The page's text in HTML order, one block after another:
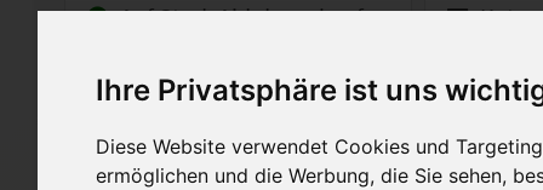
Ihre Privatsphäre ist uns
Diese Website verwendet Cookies und
ermöglichen und die Werbung, die Sie sehen,
Auf StudyAid.de verkaufen
Startseite Technik und Informatik
Lehrgang Gepr. Web-